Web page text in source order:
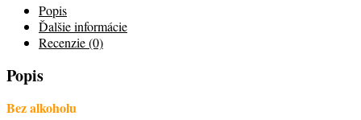
Popis
Ďalšie informácie
Recenzie (0)
Popis
Bez alkoholu